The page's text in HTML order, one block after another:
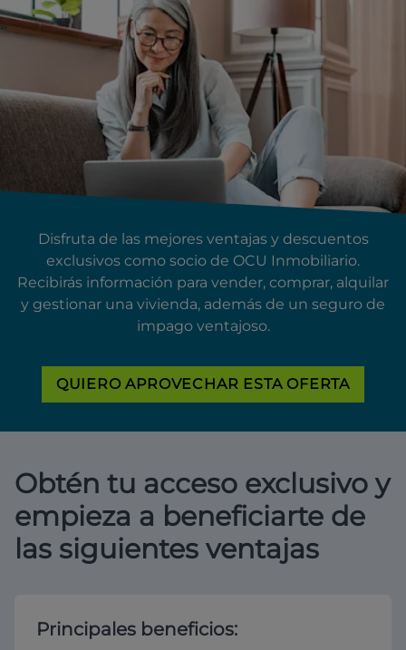
Disfruta de las mejores ventajas y descuentos
exclusivos como socio de OCU Inmobiliario.
Recibirás información para vender, comprar, alquilar
y gestionar una vivienda, además de un seguro de
impago ventajoso.
QUIERO APROVECHAR ESTA OFERTA
Obtén tu acceso exclusivo y
empieza a beneficiarte de
las siguientes ventajas
Principales beneficios: